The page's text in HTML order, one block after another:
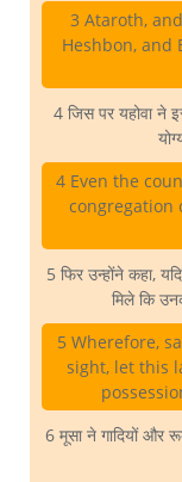
3 Ataroth,
Heshbon, and
4 जिस पर यहोवा ने
4 Even the
congregation
5 फिर उन्होंने कहा,
मिले कि
5 Wherefore,
sight, let this
6 मूसा ने गादियों और